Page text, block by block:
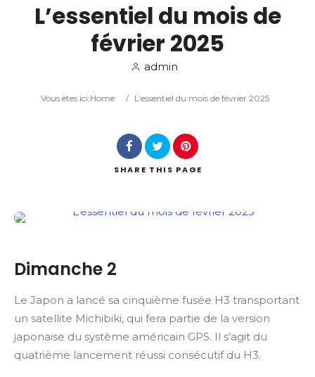
Search
L’essentiel du mois de
février 2025
admin
Vous êtes ici:Home / L’essentiel du mois de février 2025
SHARE THIS PAGE
Dimanche 2
Le Japon a lancé sa cinquième fusée H3 transportant
un satellite Michibiki, qui fera partie de la version
japonaise du système américain GPS. Il s’agit du
quatrième lancement réussi consécutif du H3.